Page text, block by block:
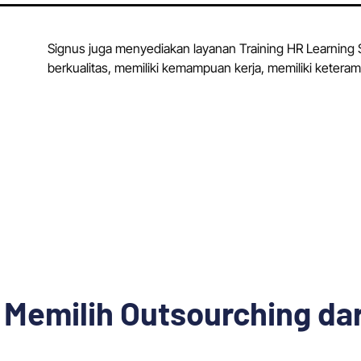
Signus juga menyediakan layanan Training HR
berkualitas, memiliki kemampuan kerja, memiliki
Outsourching